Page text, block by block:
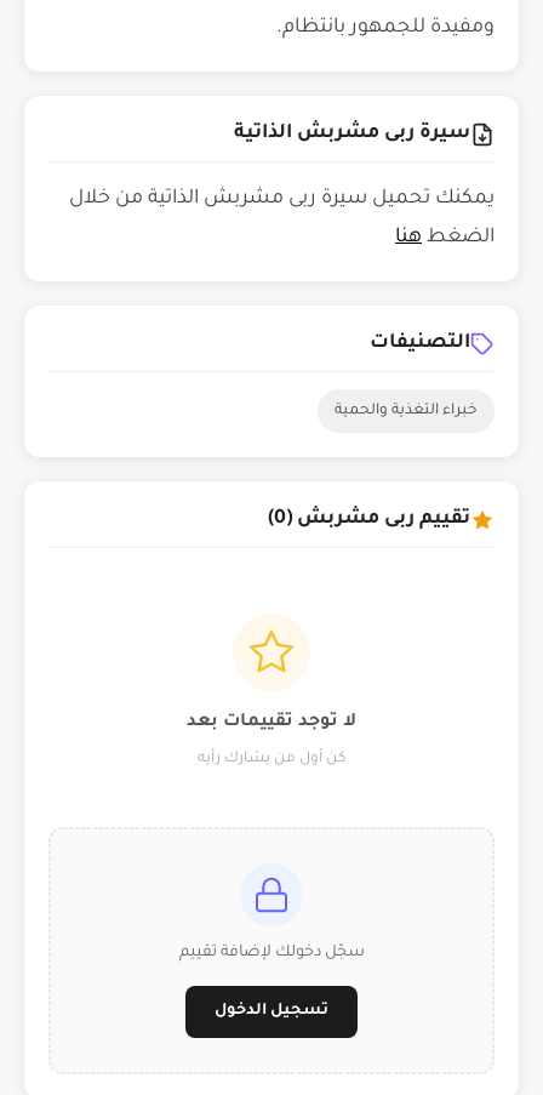
ومفيدة للجمهور بانتظام.
سيرة ربى مشربش الذاتية
يمكنك تحميل سيرة ربى مشربش الذاتية من خلال
الضغط هنا
التصنيفات
خبراء التغذية والحمية
تقييم ربى مشربش (0)
لا توجد تقييمات بعد
كن أول من يشارك رأيه
سجّل دخولك لإضافة تقييم
تسجيل الدخول